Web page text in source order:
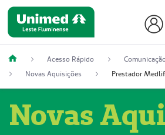
Acesso Rápido
Novas Aquisições
Novas